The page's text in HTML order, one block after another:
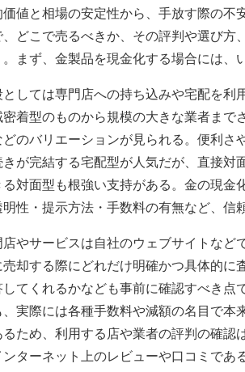
値と相場の安定性から、手放す際の不
、どこで売るべきか、その評判や選び方
まず、金製品を現金化する場合には、
しては専門店への持ち込みや宅配を
着型のものから規模の大きな業者まで
のバリエーションが見られる。便利さ
きが完結する宅配型が人気だが、直接
対面型も根強い支持がある。金の現金
性・提示方法・手数料の有無など、信
やサービスは自社のウェブサイトなど
却する際にどれだけ明確かつ具体的に
てくれるかなども事前に確認すべき点
、実際には各種手数料や減額の名目で本
ため、利用する店や業者の評判の確認
ターネット上のレビューや口コミであ